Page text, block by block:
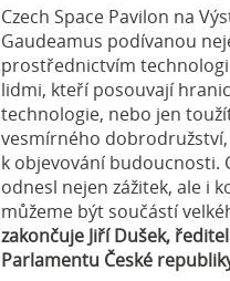
Czech Space Pavilon na
Gaudeamus podívanou
prostřednictvím
lidmi, kteří posouvají
technologie, nebo jen
vesmírného dobrodružství,
k objevování budoucnosti.
odnesl nejen zážitek, ale i
můžeme být součástí
zakončuje Jiří Dušek,
Parlamentu České